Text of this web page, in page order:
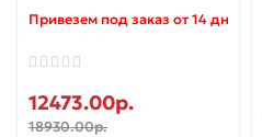
Привезем под заказ от 14 дней ✓
12473.00р.
18930.00р.